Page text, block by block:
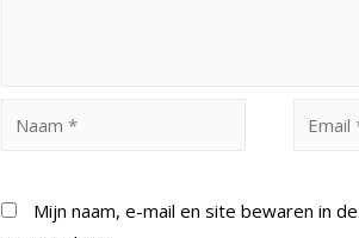
Mijn naam, e-mail en site bewaren in